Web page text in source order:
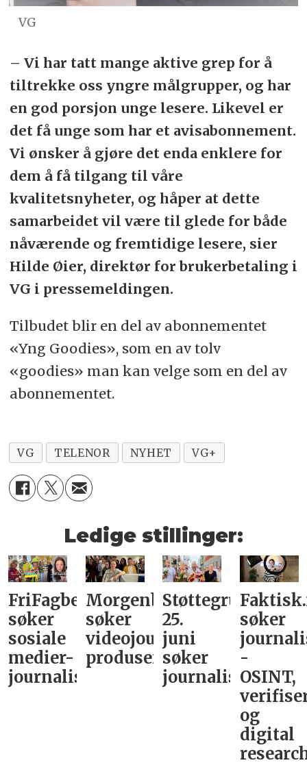
VG
– Vi har tatt mange aktive grep for å
tiltrekke oss yngre målgrupper, og har
en god porsjon unge lesere. Likevel er
det få unge som har et avisabonnement.
Vi ønsker å gjøre det enda enklere for
dem å få tilgang til våre
kvalitetsnyheter, og håper at dette
samarbeidet vil være til glede for både
nåværende og fremtidige lesere, sier
Hilde Øier, direktør for brukerbetaling i
VG i pressemeldingen.
Tilbudet blir en del av abonnementet
«Yng Goodies», som en av tolv
«goodies» man kan velge som en del av
abonnementet.
VG TELENOR NYHET VG+
Ledige stillinger:
FriFagbevegelse
søker
sosiale
medier-
journalist
Morgenbladet
søker
videojournalist/podkast-
produsent
Støttegruppa
25.
juni
søker
journalist
søker
-
OSINT,
og
digital